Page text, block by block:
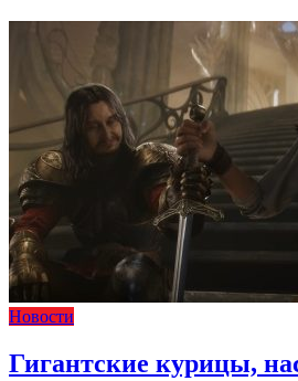
Новости
Гигантские курицы,